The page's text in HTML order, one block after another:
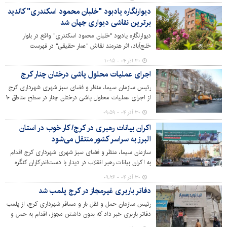
آتش‌نشانی رقم زدند.
دیوارنگاره یادبود "خلبان محمود اسکندری" کاندید
برترین نقاشی‌ دیواری جهان شد
دیوارنگاره یادبود "خلبان محمود اسکندری" واقع در بلوار
خلج‌آباد، اثر هنرمند نقاش "عمار حقیقی" در فهرست
Art Cities» آنتورپ بلژیک در سال ۲۰۲۵ قرار گرفت.
۳۰ آذر ۰۴ - ۱۰:۱۵
اجرای عملیات محلول پاشی درختان چنار کرج
رئیس سازمان سیما، منظر و فضای سبز شهری شهرداری کرج
از اجرای عملیات محلول پاشی درختان چنار در سطح مناطق ۱۰
گانه شهر کرج خبر داد.
۳۰ آذر ۰۴ - ۰۹:۵۹
اکران بیانات رهبری در کرج/ کار خوب در استان
البرز به سراسر کشور منتقل می‌شود
سازمان سیما، منظر و فضای سبز شهری شهرداری کرج اقدام
به اکران بیانات رهبر انقلاب در دیدار با دست‌اندرکاران کنگره
کرده است. در این مراسم رهبر معظم انقلاب تاکید کردند که
"کار خوب در استان البرز به سراسر کشور منتقل می‌شود."
۳۰ آذر ۰۴ - ۰۹:۲۶
دفاتر باربری غیرمجاز در کرج پلمب شد
رئیس سازمان حمل و نقل بار و مسافر شهرداری کرج، از پلمب
دفاتر باربری خبر داد که بدون داشتن مجوز، اقدام به حمل و
جابجایی کالا می‌کردند.